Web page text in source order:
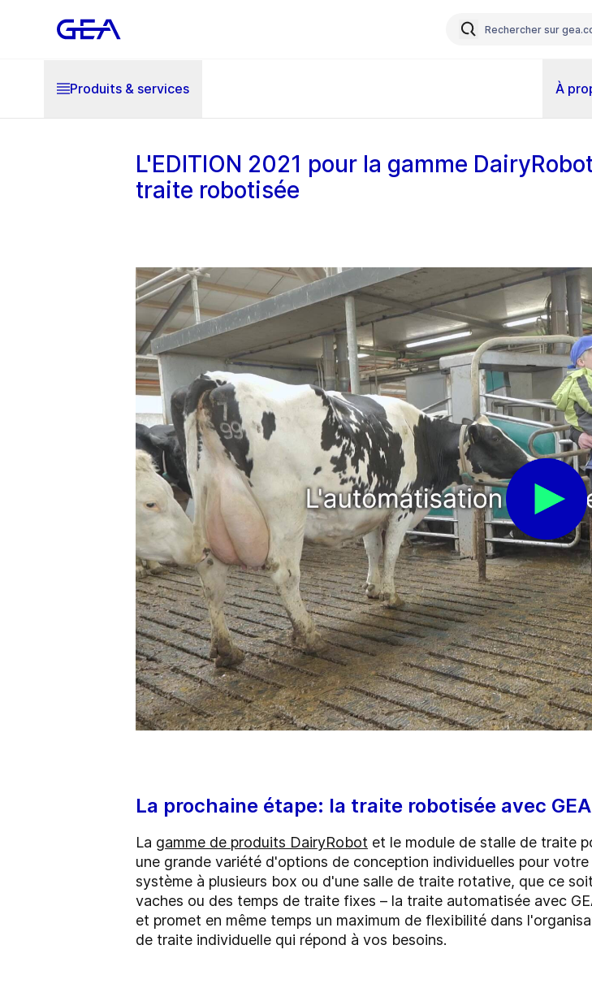
Produits & services À
L'EDITION 2021 pour la gamme
traite robotisée
La prochaine étape: la traite robotisée avec GEA
La gamme de produits DairyRobot et le module de stalle de traite
une grande variété d'options de conception individuelles pour
système à plusieurs box ou d'une salle de traite rotative, que ce
vaches ou des temps de traite fixes – la traite automatisée avec
et promet en même temps un maximum de flexibilité dans
de traite individuelle qui répond à vos besoins.